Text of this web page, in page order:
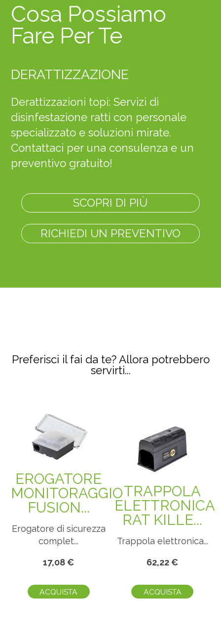
Cosa Possiamo
Fare Per Te
DERATTIZZAZIONE
Derattizzazioni topi: Servizi di
disinfestazione ratti con personale
specializzato e soluzioni mirate.
Contattaci per una consulenza e un
preventivo gratuito!
SCOPRI DI PIÙ
RICHIEDI UN PREVENTIVO
Preferisci il fai da te? Allora potrebbero
servirti...
EROGATORE
MONITORAGGIO
FUSION...
Erogatore di sicurezza
complet...
17,08 €
ACQUISTA
TRAPPOLA
ELETTRONICA
RAT KILLE...
Trappola elettronica...
62,22 €
ACQUISTA